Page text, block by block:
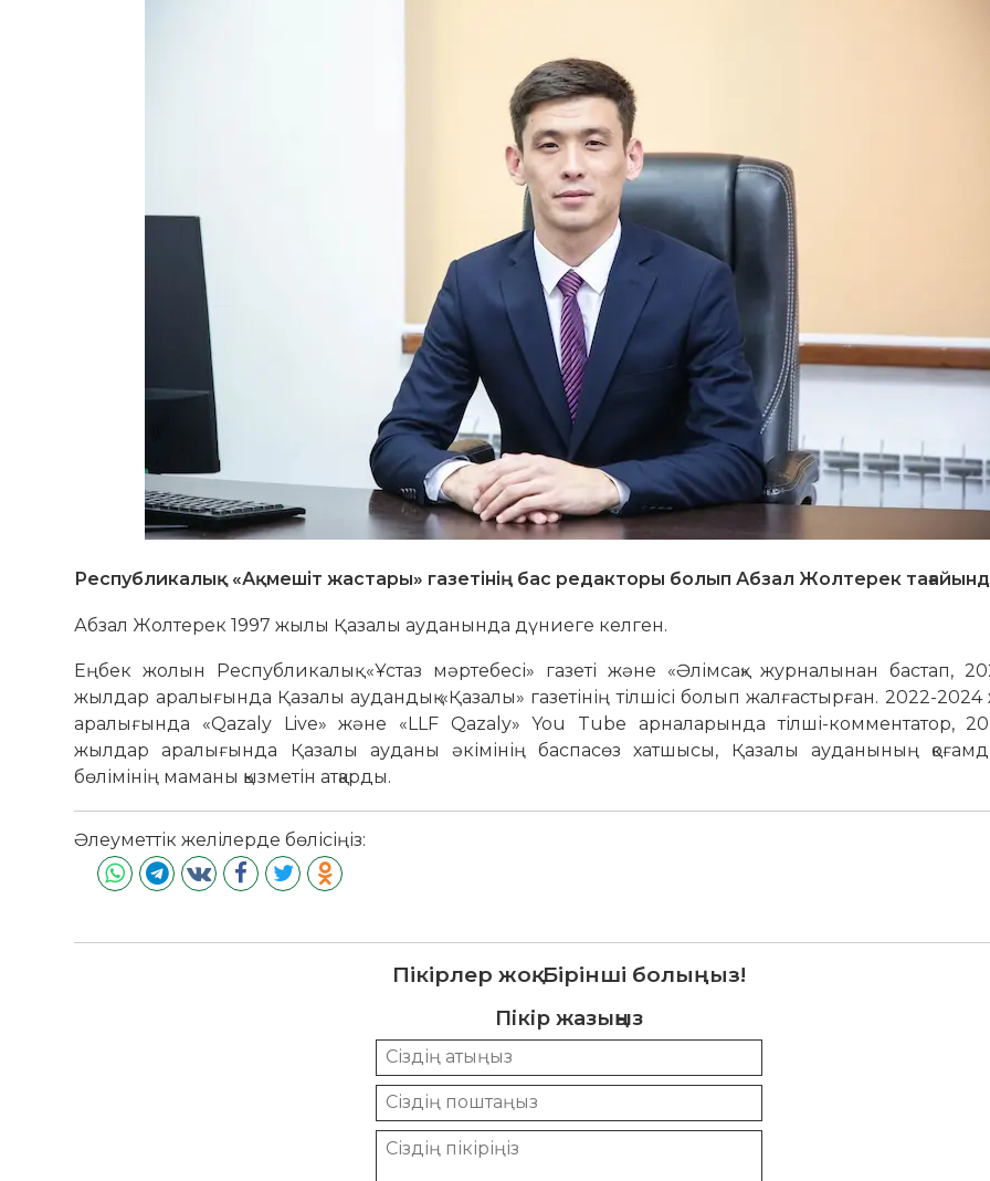
Республикалық «Ақмешіт жастары» газетінің бас редакторы болып Абзал Жолтерек
Абзал Жолтерек 1997 жылы Қазалы ауданында дүниеге келген.
Еңбек жолын Республикалық «Ұстаз мәртебесі» газеті және «Әлімсақ» журналынан бастап,
жылдар аралығында Қазалы аудандық «Қазалы» газетінің тілшісі болып жалғастырған. 2022-
аралығында «Qazaly Live» және «LLF Qazaly» You Tube арналарында тілші-комментатор,
жылдар аралығында Қазалы ауданы әкімінің баспасөз хатшысы, Қазалы ауданының
бөлімінің маманы қызметін атқарды.
Әлеуметтік желілерде бөлісіңіз:
Пікірлер жоқ. Бірінші болыңыз!
Пікір жазыңыз